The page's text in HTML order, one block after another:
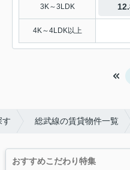
3K～3LDK
4K～4LDK以上
す 総武線の賃貸物件一覧
おすすめこだわり特集